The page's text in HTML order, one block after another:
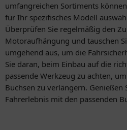
umfangreichen Sortiments
für Ihr spezifisches Modell
Überprüfen Sie regelmäßig den
Motoraufhängung und tauschen
umgehend aus, um die
Sie daran, beim Einbau auf die
passende Werkzeug zu achten,
Buchsen zu verlängern. Genießen
Fahrerlebnis mit den passenden